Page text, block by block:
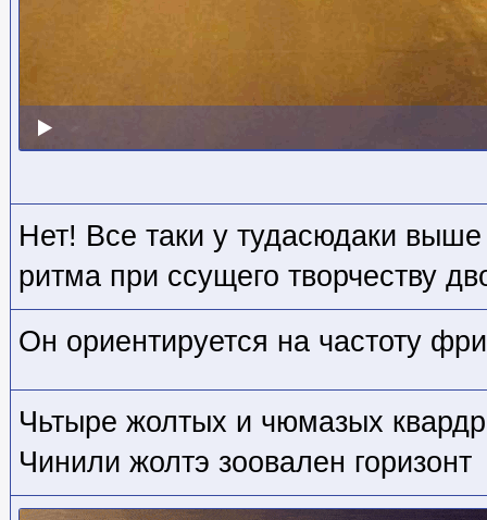
Нет! Все таки у тудасюдаки выше
ритма при ссущего творчеству
Он ориентируется на частоту
Чьтыре жолтых и чюмазых
Чинили жолтэ зоовален горизонт